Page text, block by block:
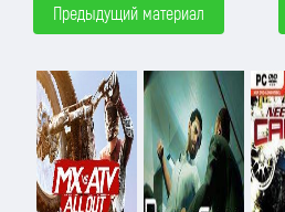
Предыдущий материал